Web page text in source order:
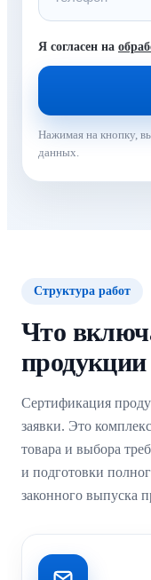
Я согласен на
Нажимая на кнопку,
данных.
Структура работ
Что
продукции
Сертификация
заявки. Это
товара и выбора
и подготовки
законного выпуска